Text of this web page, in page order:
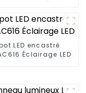
LED encastré
Éclairage LED